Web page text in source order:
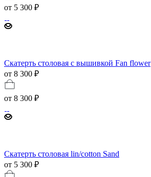
от 5 300 ₽
Скатерть столовая с вышивкой Fan flower
от 8 300 ₽
от 8 300 ₽
Скатерть столовая lin/cotton Sand
от 5 300 ₽